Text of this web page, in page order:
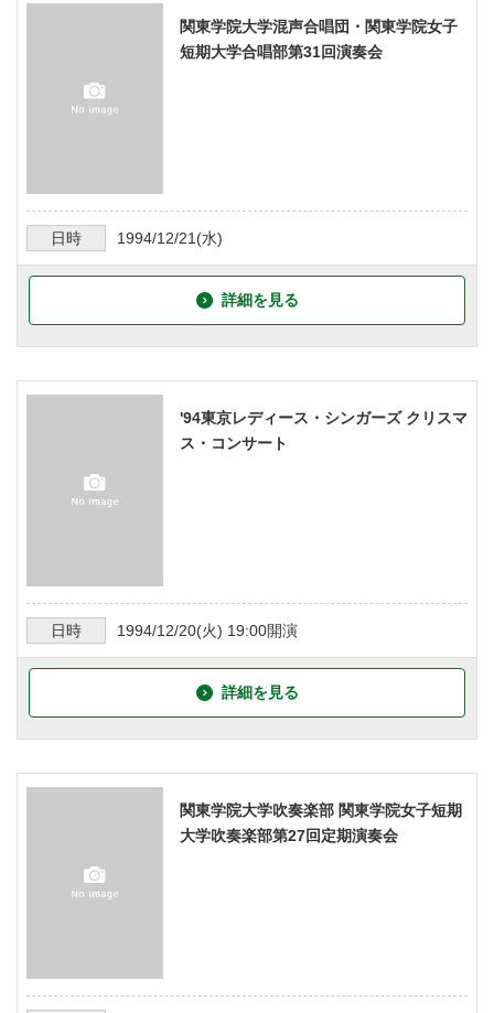
関東学院大学混声合唱団・関東学院女子
短期大学合唱部第31回演奏会
日時 1994/12/21(水)
詳細を見る
'94東京レディース・シンガーズ クリスマ
ス・コンサート
日時 1994/12/20(火) 19:00開演
詳細を見る
関東学院大学吹奏楽部 関東学院女子短期
大学吹奏楽部第27回定期演奏会